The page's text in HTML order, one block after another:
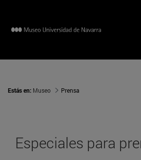
Estás en: Museo Prensa
Especiales para